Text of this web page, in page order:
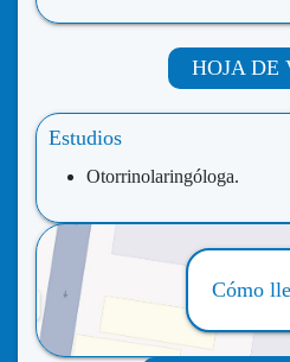
HOJA DE
Estudios
Otorrinolaringóloga.
Cómo